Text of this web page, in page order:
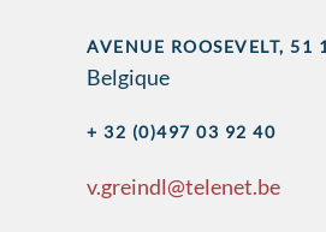
AVENUE ROOSEVELT, 51
Belgique
+ 32 (0)497 03 92 40
v.greindl@telenet.be